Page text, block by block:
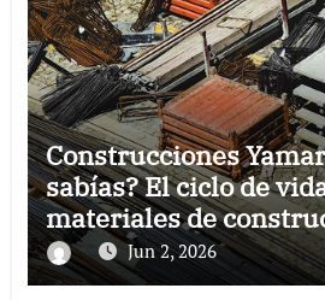
Construcciones
sabías? El ciclo de
materiales de
revoluciona
modernos
Jun 2, 2026